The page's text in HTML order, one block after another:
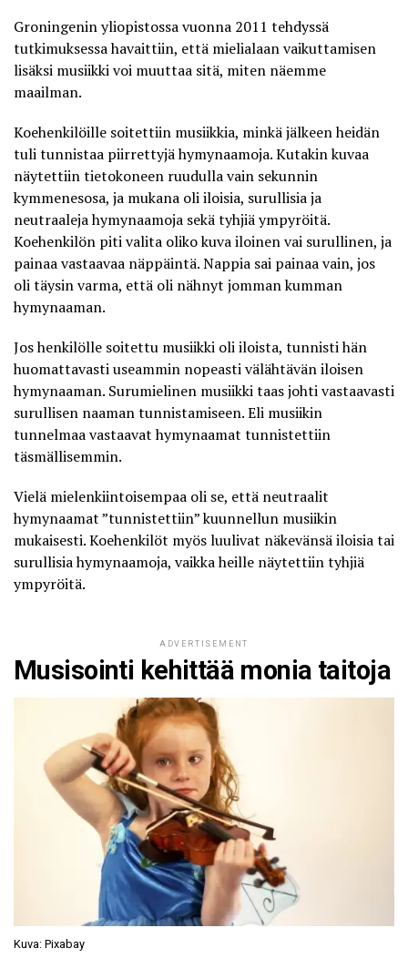
Groningenin yliopistossavuonna 2011 tehdyssä
tutkimuksessahavaittiin, että mielialaan vaikuttamisen
lisäksi musiikki voi muuttaa sitä, miten näemme
maailman.
Koehenkilöille soitettiin musiikkia, minkä jälkeen heidän
tuli tunnistaa piirrettyjä hymynaamoja. Kutakin kuvaa
näytettiin tietokoneen ruudulla vain sekunnin
kymmenesosa, ja mukana oli iloisia, surullisia ja
neutraaleja hymynaamoja sekä tyhjiä ympyröitä.
Koehenkilön piti valita oliko kuva iloinen vai surullinen, ja
painaa vastaavaa näppäintä. Nappia sai painaa vain, jos
oli täysin varma, että oli nähnyt jomman kumman
hymynaaman.
Jos henkilölle soitettu musiikki oli iloista, tunnisti hän
huomattavasti useammin nopeasti välähtävän iloisen
hymynaaman. Surumielinen musiikki taas johti vastaavasti
surullisen naaman tunnistamiseen. Eli musiikin
tunnelmaa vastaavat hymynaamat tunnistettiin
täsmällisemmin.
Vielä mielenkiintoisempaa oli se, että neutraalit
hymynaamat ”tunnistettiin” kuunnellun musiikin
mukaisesti. Koehenkilöt myös luulivat näkevänsä iloisia tai
surullisia hymynaamoja, vaikka heille näytettiin tyhjiä
ympyröitä.
ADVERTISEMENT
Musisointi kehittää monia taitoja
Kuva: Pixabay